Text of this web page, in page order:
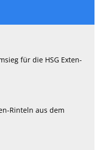
für die HSG Exten-
Rinteln aus dem